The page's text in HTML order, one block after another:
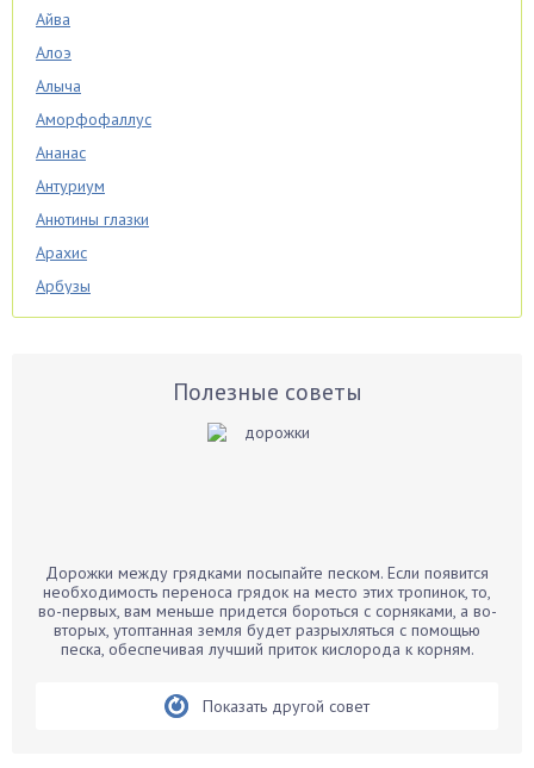
Айва
Алоэ
Алыча
Аморфофаллус
Ананас
Антуриум
Анютины глазки
Арахис
Арбузы
Аспарагус
Бархатцы
Бегония
Белые грибы
Полезные советы
Дорожки между грядками посыпайте песком. Если появится
необходимость переноса грядок на место этих тропинок, то,
во-первых, вам меньше придется бороться с сорняками, а во-
вторых, утоптанная земля будет разрыхляться с помощью
песка, обеспечивая лучший приток кислорода к корням.
Показать другой совет